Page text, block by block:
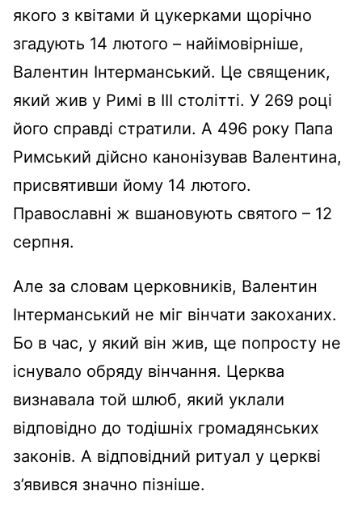
якого з квітами й цукерками щорічно
згадують 14 лютого – найімовірніше,
Валентин Інтерманський. Це священик,
який жив у Римі в ІІІ столітті. У 269 році
його справді стратили. А 496 року Папа
Римський дійсно канонізував Валентина,
присвятивши йому 14 лютого.
Православні ж вшановують святого – 12
серпня.
Але за словам церковників, Валентин
Інтерманський не міг вінчати закоханих.
Бо в час, у який він жив, ще попросту не
існувало обряду вінчання. Церква
визнавала той шлюб, який уклали
відповідно до тодішніх громадянських
законів. А відповідний ритуал у церкві
з’явився значно пізніше.